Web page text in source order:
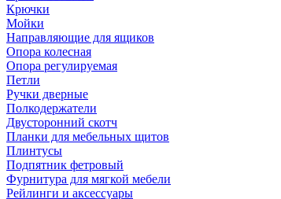
Крючки
Мойки
Направляющие для ящиков
Опора колесная
Опора регулируемая
Петли
Ручки дверные
Полкодержатели
Двусторонний скотч
Планки для мебельных щитов
Плинтусы
Подпятник фетровый
Фурнитура для мягкой мебели
Рейлинги и аксессуары